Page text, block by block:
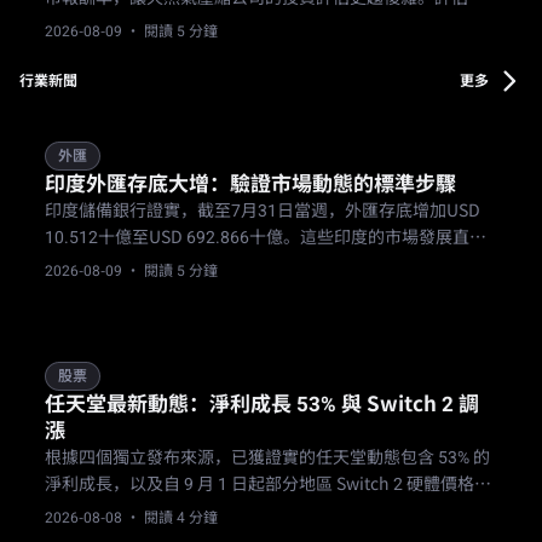
USAC 股票時，必須檢視其議定的費用型合約能否承受成本
2026-08-09 · 閱讀 5 分鐘
行業新聞 更多
外匯
印度外匯存底大增：驗證市場動態的標準步驟
印度儲備銀行證實，截至7月31日當週，外匯存底增加USD
10.512十億至USD 692.866十億。這些印度的市場發展直接
改變了商業銀行參與者所使用的貨幣管理工作流程與風險模
2026-08-09 · 閱讀 5 分鐘
股票
任天堂最新動態：淨利成長 53% 與 Switch 2 調
漲
根據四個獨立發布來源，已獲證實的任天堂動態包含 53% 的
淨利成長，以及自 9 月 1 日起部分地區 Switch 2 硬體價格調
漲。
2026-08-08 · 閱讀 4 分鐘